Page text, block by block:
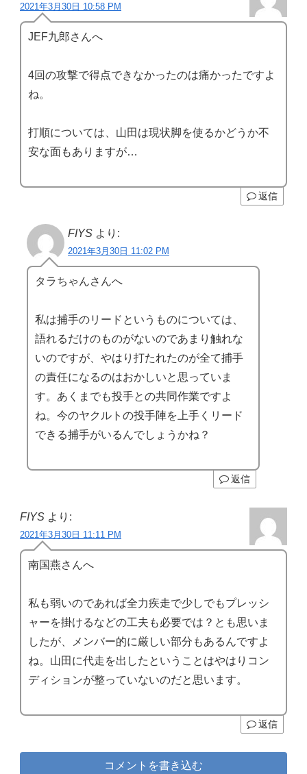
2021年3月30日 10:58 PM
JEF九郎さんへ
4回の攻撃で得点できなかったのは痛かったですよ
ね。
打順については、山田は現状脚を使るかどうか不
安な面もありますが…
返信
FIYS より:
2021年3月30日 11:02 PM
タラちゃんさんへ
私は捕手のリードというものについては、
語れるだけのものがないのであまり触れな
いのですが、やはり打たれたのが全て捕手
の責任になるのはおかしいと思っていま
す。あくまでも投手との共同作業ですよ
ね。今のヤクルトの投手陣を上手くリード
できる捕手がいるんでしょうかね？
返信
FIYS より:
2021年3月30日 11:11 PM
南国燕さんへ
私も弱いのであれば全力疾走で少しでもプレッシ
ャーを掛けるなどの工夫も必要では？とも思いま
したが、メンバー的に厳しい部分もあるんですよ
ね。山田に代走を出したということはやはりコン
ディションが整っていないのだと思います。
返信
コメントを書き込む